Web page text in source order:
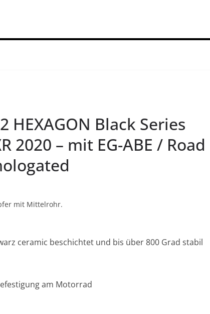
HEXAGON Black Series
2020 – mit EG-ABE / Road
mit Mittelrohr.
ceramic beschichtet und bis über 800 Grad stabil
am Motorrad